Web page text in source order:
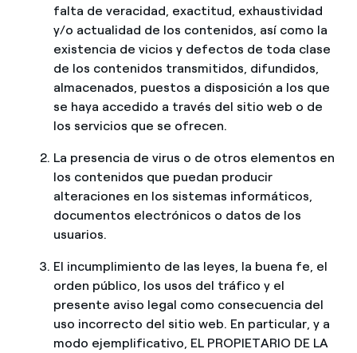
falta de veracidad, exactitud, exhaustividad
y/o actualidad de los contenidos, así como la
existencia de vicios y defectos de toda clase
de los contenidos transmitidos, difundidos,
almacenados, puestos a disposición a los que
se haya accedido a través del sitio web o de
los servicios que se ofrecen.
La presencia de virus o de otros elementos en
los contenidos que puedan producir
alteraciones en los sistemas informáticos,
documentos electrónicos o datos de los
usuarios.
El incumplimiento de las leyes, la buena fe, el
orden público, los usos del tráfico y el
presente aviso legal como consecuencia del
uso incorrecto del sitio web. En particular, y a
modo ejemplificativo, EL PROPIETARIO DE LA